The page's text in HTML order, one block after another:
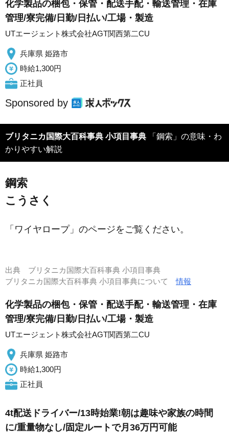
化学製品の梱包・保管・配送手配・輸送管理・在庫
管理/寮完備/日勤/日払い/工場・製造
UTエージェント株式会社AGT関西第二CU
兵庫県 姫路市
時給1,300円
正社員
Sponsored by
ブリタニカ国際大百科事典 小項目事典 「鋼索」の意味・わ
かりやすい解説
鋼索
こうさく
「ワイヤロープ」のページをご覧ください。
出典 ブリタニカ国際大百科事典 小項目事典
ブリタニカ国際大百科事典 小項目事典について情報
化学製品の梱包・保管・配送手配・輸送管理・在庫
管理/寮完備/日勤/日払い/工場・製造
UTエージェント株式会社AGT関西第二CU
兵庫県 姫路市
時給1,300円
正社員
4t配送ドライバー/13時始業!朝は趣味や家族の時間
に/重量物なし/固定ルートで月36万円可能